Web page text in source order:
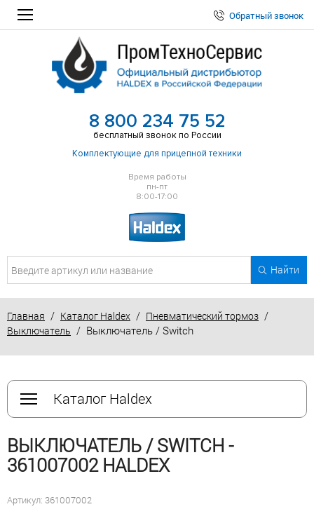
Обратный звонок
8 800 234 75 52
бесплатный звонок по России
Комплектующие для прицепной техники
Время работы
пн-пт
8:00-17:00
Найти
Главная / Каталог Haldex / Пневматический тормоз /
Выключатель / Выключатель / Switch
Каталог Haldex
ВЫКЛЮЧАТЕЛЬ / SWITCH -
361007002 HALDEX
Артикул: 361007002